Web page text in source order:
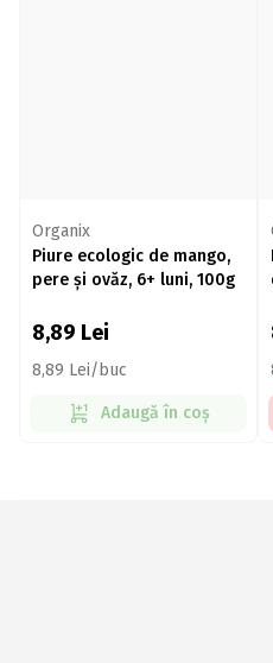
Organix
Piure ecologic de mango,
pere și ovăz, 6+ luni, 100g
8,89 Lei
8,89 Lei/buc
Adaugă în coș